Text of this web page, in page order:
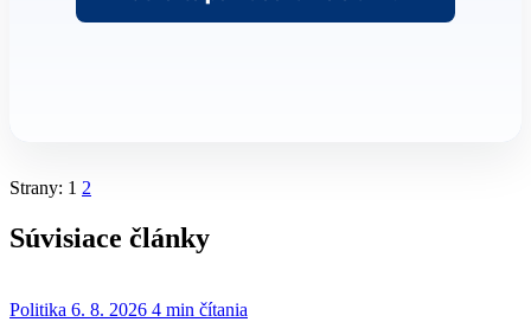
Strany: 1 2
Súvisiace články
Politika 6. 8. 2026 4 min čítania